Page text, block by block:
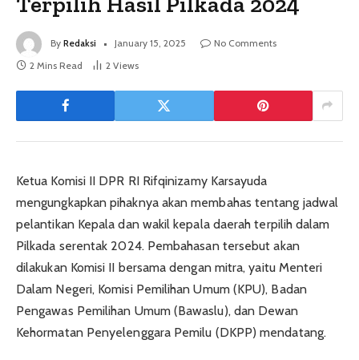
By Redaksi January 15, 2025
No Comments
2 Mins Read
2 Views
Ketua Komisi II DPR RI Rifqinizamy Karsayuda
mengungkapkan pihaknya akan membahas tentang jadwal
pelantikan Kepala dan wakil kepala daerah terpilih dalam
Pilkada serentak 2024. Pembahasan tersebut akan
dilakukan Komisi II bersama dengan mitra, yaitu Menteri
Dalam Negeri, Komisi Pemilihan Umum (KPU), Badan
Pengawas Pemilihan Umum (Bawaslu), dan Dewan
Kehormatan Penyelenggara Pemilu (DKPP) mendatang.